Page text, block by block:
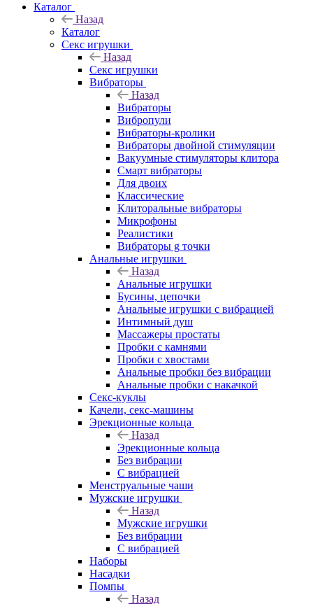
Каталог
Назад
Каталог
Секс игрушки
Назад
Секс игрушки
Вибраторы
Назад
Вибраторы
Вибропули
Вибраторы-кролики
Вибраторы двойной стимуляции
Вакуумные стимуляторы клитора
Смарт вибраторы
Для двоих
Классические
Клиторальные вибраторы
Микрофоны
Реалистики
Вибраторы g точки
Анальные игрушки
Назад
Анальные игрушки
Бусины, цепочки
Анальные игрушки с вибрацией
Интимный душ
Массажеры простаты
Пробки с камнями
Пробки с хвостами
Анальные пробки без вибрации
Анальные пробки с накачкой
Секс-куклы
Качели, секс-машины
Эрекционные кольца
Назад
Эрекционные кольца
Без вибрации
С вибрацией
Менструальные чаши
Мужские игрушки
Назад
Мужские игрушки
Без вибрации
С вибрацией
Наборы
Насадки
Помпы
Назад